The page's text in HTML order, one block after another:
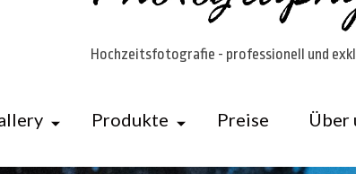
Hochzeitsfotografie - professionell und
Produkte Preise Über